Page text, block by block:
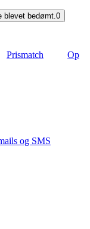
blevet bedømt.0
Prismatch
Op
og SMS